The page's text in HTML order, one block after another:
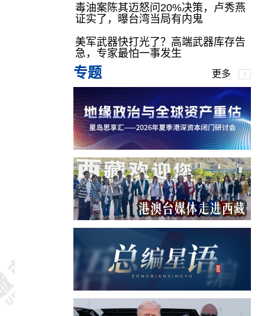
毒油案陈其迈怒问20%决策，卢秀燕
证实了，曝台湾当局有内鬼
美军武器快打光了？高端武器库存告
急，专家最怕一事发生
专题 更多